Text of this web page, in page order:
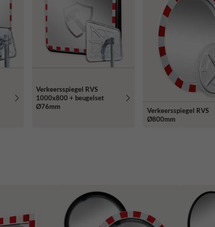
Verkeersspiegel RVS
1000x800 + beugelset
Ø76mm
Verkeersspiegel RVS
Ø800mm